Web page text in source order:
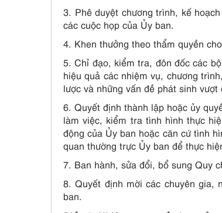
3. Phê duyệt chương trình, kế
các cuộc họp của Ủy ban.
4. Khen thưởng theo thẩm quyền
5. Chỉ đạo, kiểm tra, đôn đốc các
hiệu quả các nhiệm vụ, chương
lược và những vấn đề phát sinh
6. Quyết định thành lập hoặc ủy
làm việc, kiểm tra tình hình thực
động của Ủy ban hoặc căn cứ tình
quan thường trực Ủy ban để thực
7. Ban hành, sửa đổi, bổ sung Quy
8. Quyết định mời các chuyên gia,
ban.